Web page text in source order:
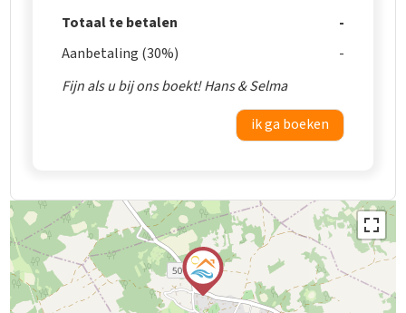
Totaal te betalen
Aanbetaling (30%)
Fijn als u bij ons boekt! Hans & Selma
ik ga boeken